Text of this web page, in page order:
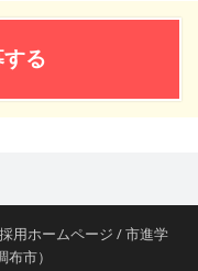
る
用ホームページ / 市進学
市）